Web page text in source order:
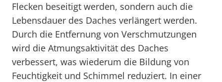
Flecken beseitigt werden, sondern auch die
Lebensdauer des Daches verlängert werden.
Durch die Entfernung von Verschmutzungen
wird die Atmungsaktivität des Daches
verbessert, was wiederum die Bildung von
Feuchtigkeit und Schimmel reduziert. In einer